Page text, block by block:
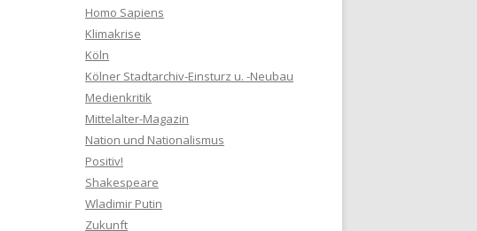
Homo Sapiens
Klimakrise
Köln
Kölner Stadtarchiv-Einsturz u. -Neubau
Medienkritik
Mittelalter-Magazin
Nation und Nationalismus
Positiv!
Shakespeare
Wladimir Putin
Zukunft